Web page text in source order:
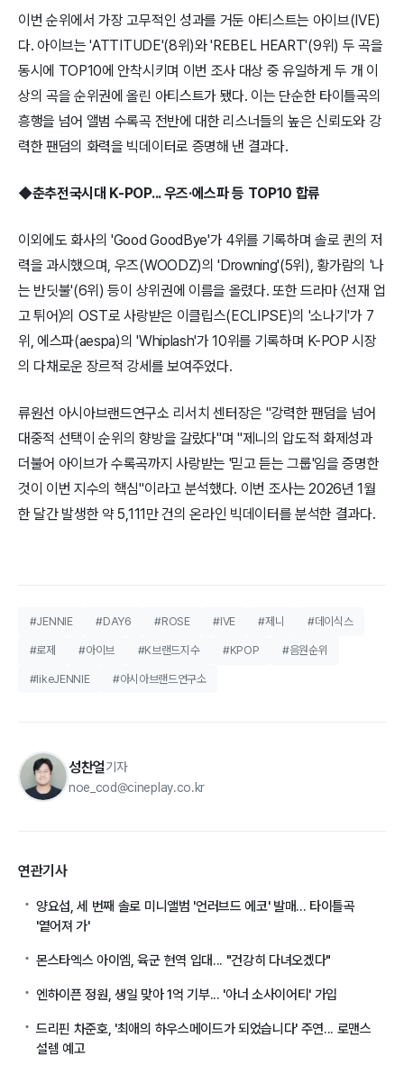
이번 순위에서 가장 고무적인 성과를 거둔 아티스트는 아이브(IVE)
다. 아이브는 'ATTITUDE'(8위)와 'REBEL HEART'(9위) 두 곡을
동시에 TOP10에 안착시키며 이번 조사 대상 중 유일하게 두 개 이
상의 곡을 순위권에 올린 아티스트가 됐다. 이는 단순한 타이틀곡의
흥행을 넘어 앨범 수록곡 전반에 대한 리스너들의 높은 신뢰도와 강
력한 팬덤의 화력을 빅데이터로 증명해 낸 결과다.
◆춘추전국시대 K-POP... 우즈·에스파 등 TOP10 합류
이외에도 화사의 'Good GoodBye'가 4위를 기록하며 솔로 퀸의 저
력을 과시했으며, 우즈(WOODZ)의 'Drowning'(5위), 황가람의 '나
는 반딧불'(6위) 등이 상위권에 이름을 올렸다. 또한 드라마 〈선재 업
고 튀어〉의 OST로 사랑받은 이클립스(ECLIPSE)의 '소나기'가 7
위, 에스파(aespa)의 'Whiplash'가 10위를 기록하며 K-POP 시장
의 다채로운 장르적 강세를 보여주었다.
류원선 아시아브랜드연구소 리서치 센터장은 "강력한 팬덤을 넘어
대중적 선택이 순위의 향방을 갈랐다"며 "제니의 압도적 화제성과
더불어 아이브가 수록곡까지 사랑받는 '믿고 듣는 그룹'임을 증명한
것이 이번 지수의 핵심"이라고 분석했다. 이번 조사는 2026년 1월
한 달간 발생한 약 5,111만 건의 온라인 빅데이터를 분석한 결과다.
#JENNIE #DAY6 #ROSE #IVE #제니 #데이식스
#로제 #아이브 #K브랜드지수 #KPOP #음원순위
#likeJENNIE #아시아브랜드연구소
성찬얼기자
noe_cod@cineplay.co.kr
연관기사
양요섭, 세 번째 솔로 미니앨범 '언러브드 에코' 발매... 타이틀곡
'옅어져 가'
몬스타엑스 아이엠, 육군 현역 입대... "건강히 다녀오겠다"
엔하이픈 정원, 생일 맞아 1억 기부... '아너 소사이어티' 가입
드리핀 차준호, '최애의 하우스메이드가 되었습니다' 주연... 로맨스
설렘 예고